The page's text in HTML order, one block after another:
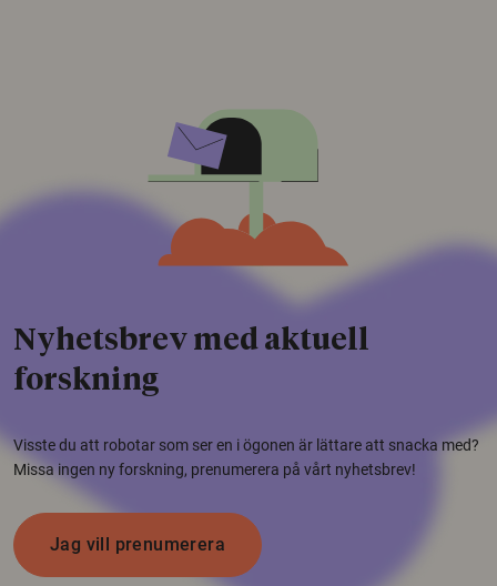
Nyhetsbrev med aktuell
forskning
Visste du att robotar som ser en i ögonen är lättare att snacka med?
Missa ingen ny forskning, prenumerera på vårt nyhetsbrev!
Jag vill prenumerera